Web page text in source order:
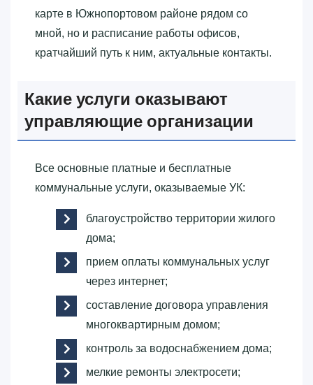
карте в Южнопортовом районе рядом со
мной, но и расписание работы офисов,
кратчайший путь к ним, актуальные контакты.
Какие услуги оказывают
управляющие организации
Все основные платные и бесплатные
коммунальные услуги, оказываемые УК:
благоустройство территории жилого
дома;
прием оплаты коммунальных услуг
через интернет;
составление договора управления
многоквартирным домом;
контроль за водоснабжением дома;
мелкие ремонты электросети;